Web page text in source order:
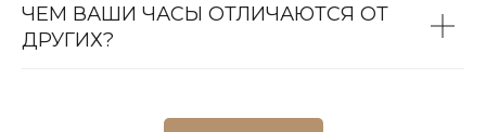
ЧЕМ ВАШИ ЧАСЫ ОТЛИЧАЮТСЯ ОТ
ДРУГИХ?